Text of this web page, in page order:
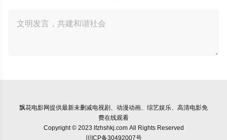
飘花电影网提供最新未删减电视剧、动漫动画、综艺娱乐、高清电影免
费在线观看
Copyright © 2023 lfzhshkj.com All Rights Reserved
川ICP备30492007号